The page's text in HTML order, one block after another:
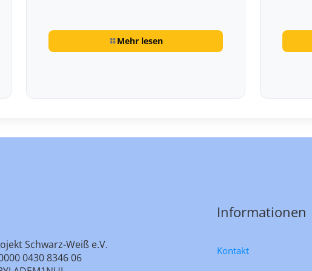
Mehr lesen
Schwarz-Weiß e.V.
0430 8346 06
Informationen
Kontakt